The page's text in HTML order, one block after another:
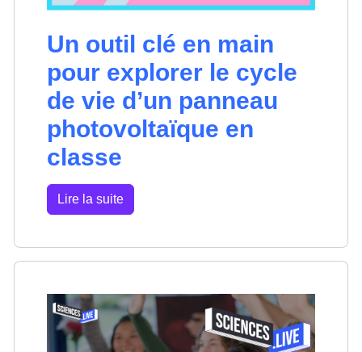
Un outil clé en main
pour explorer le cycle
de vie d’un panneau
photovoltaïque en
classe
Lire la suite